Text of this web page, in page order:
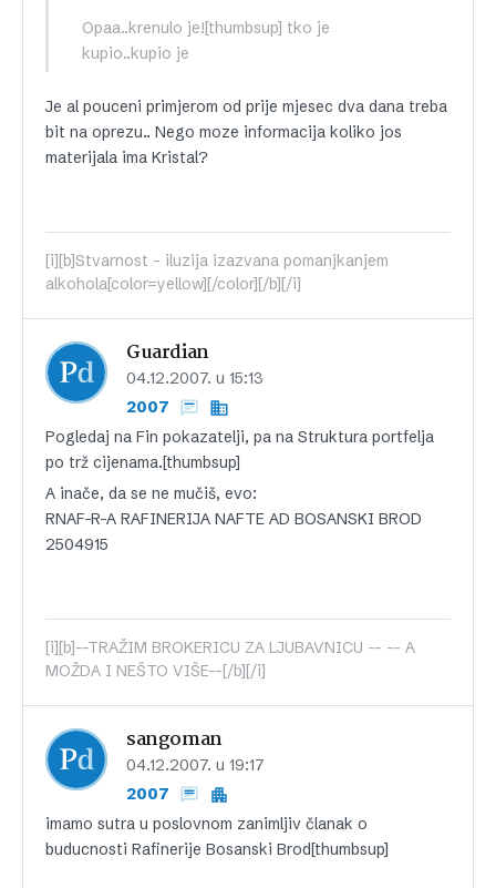
Opaa..krenulo je![thumbsup] tko je
kupio..kupio je
Je al pouceni primjerom od prije mjesec dva dana treba
bit na oprezu.. Nego moze informacija koliko jos
materijala ima Kristal?
[i][b]Stvarnost - iluzija izazvana pomanjkanjem
alkohola[color=yellow][/color][/b][/i]
Guardian
04.12.2007. u 15:13
2007
Pogledaj na Fin pokazatelji, pa na Struktura portfelja
po trž cijenama.[thumbsup]
A inače, da se ne mučiš, evo:
RNAF-R-A RAFINERIJA NAFTE AD BOSANSKI BROD
2504915
[i][b]--TRAŽIM BROKERICU ZA LJUBAVNICU -- -- A
MOŽDA I NEŠTO VIŠE--[/b][/i]
sangoman
04.12.2007. u 19:17
2007
imamo sutra u poslovnom zanimljiv članak o
buducnosti Rafinerije Bosanski Brod[thumbsup]